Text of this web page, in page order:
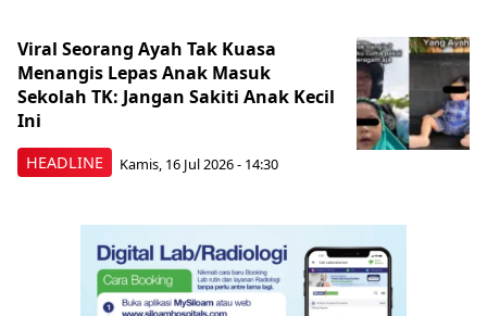
HEADLINE
Viral Seorang Ayah Tak Kuasa
Menangis Lepas Anak Masuk
Sekolah TK: Jangan Sakiti Anak Kecil
Ini
Kamis, 16 Jul 2026 - 14:30